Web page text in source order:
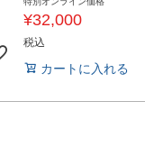
¥32,000
税込
カートに入れる